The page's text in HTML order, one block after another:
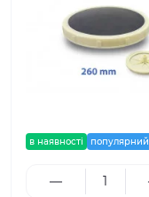
в наявності популярний